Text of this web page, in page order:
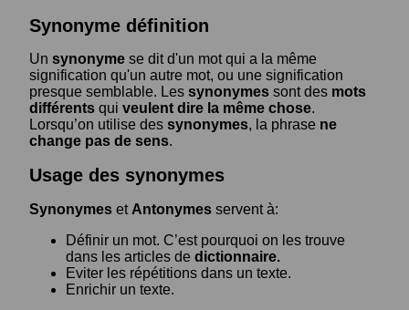
Synonyme définition
Un synonyme se dit d'un mot qui a la même
signification qu'un autre mot, ou une signification
presque semblable. Les synonymes sont des mots
différents qui veulent dire la même chose.
Lorsqu’on utilise des synonymes, la phrase ne
change pas de sens.
Usage des synonymes
Synonymes et Antonymes servent à:
Définir un mot. C’est pourquoi on les trouve
dans les articles de dictionnaire.
Eviter les répétitions dans un texte.
Enrichir un texte.